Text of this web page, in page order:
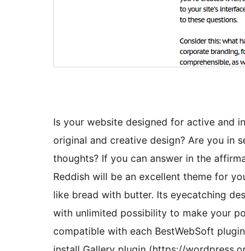
Is your website designed for active and
original and creative design? Are you in
thoughts? If you can answer in the
Reddish will be an excellent theme for
like bread with butter. Its eyecatching
with unlimited possibility to make your
compatible with each BestWebSoft